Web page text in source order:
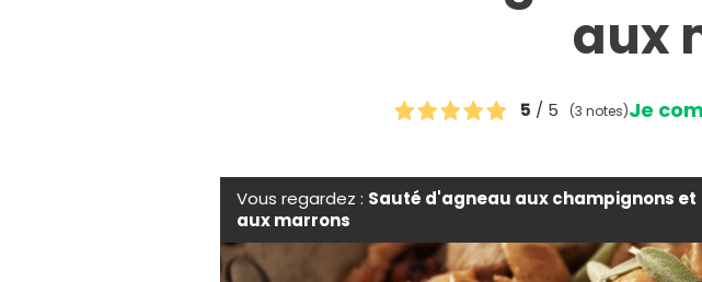
aux
5 / 5 (3 notes)Je
Vous regardez : Sauté d'agneau aux champignons et
aux marrons